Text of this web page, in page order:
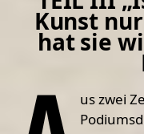
Kunst
hat sie
us zwei